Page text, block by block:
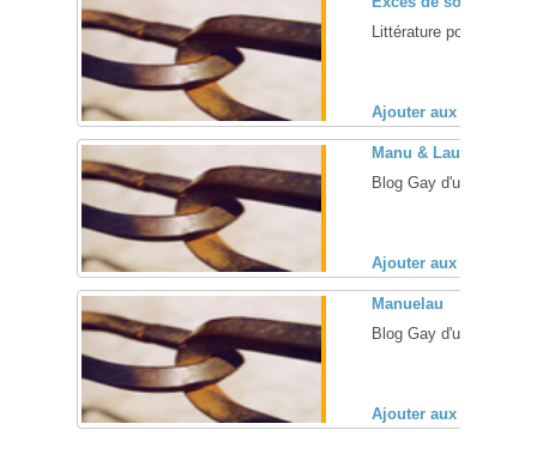
Littérature pour
Ajouter aux favoris
Manu & Lau
Blog Gay d'un couple
Ajouter aux favoris
Manuelau
Blog Gay d'un couple
Ajouter aux favoris